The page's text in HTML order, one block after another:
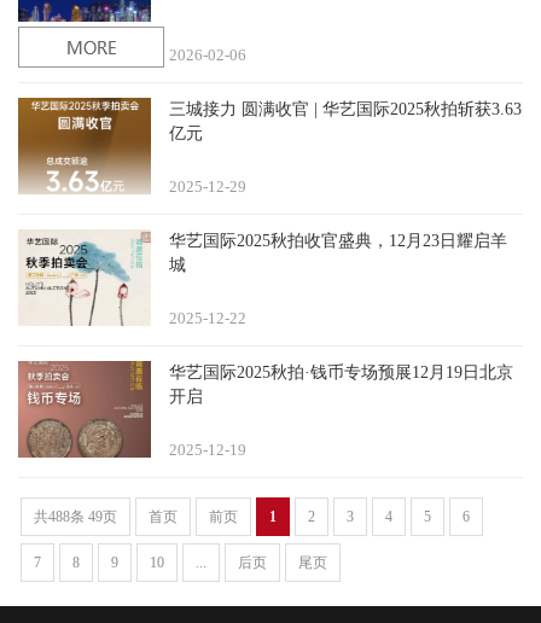
06
2026-02
三城接力 圆满收官 | 华艺国际2025秋拍斩获3.63
亿元
29
2025-12
华艺国际2025秋拍收官盛典，12月23日耀启羊
城
22
2025-12
华艺国际2025秋拍·钱币专场预展12月19日北京
开启
19
2025-12
共488条 49页 首页 前页 1 2 3 4 5 6
7 8 9 10 ... 后页 尾页